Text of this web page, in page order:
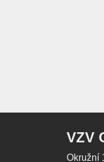
VZV
Okružní